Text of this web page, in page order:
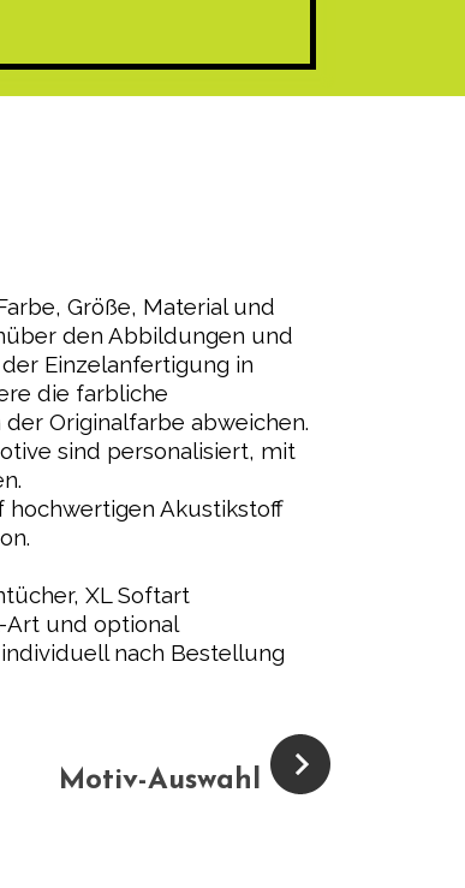
Größe, Material und
den Abbildungen und
Einzelanfertigung in
die farbliche
Originalfarbe abweichen.
sind personalisiert, mit
hochwertigen Akustikstoff
XL Softart
Art und optional
nach Bestellung
Motiv-Auswahl